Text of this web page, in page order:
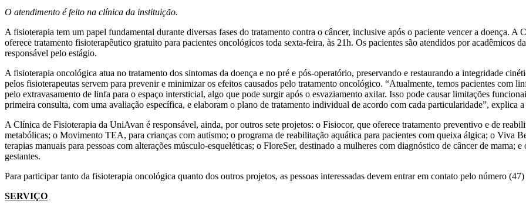
O atendimento é feito na clínica da instituição.
A fisioterapia tem um papel fundamental durante diversas fases do tratamento contra o câncer, inclusive após o paciente vencer a doença.
oferece tratamento fisioterapêutico gratuito para pacientes oncológicos toda sexta-feira, às 21h. Os pacientes são atendidos por acadêmicos
responsável pelo estágio.
A fisioterapia oncológica atua no tratamento dos sintomas da doença e no pré e pós-operatório, preservando e restaurando a integridade
pelos fisioterapeutas servem para prevenir e minimizar os efeitos causados pelo tratamento oncológico. “Atualmente, temos pacientes com
pelo extravasamento de linfa para o espaço intersticial, algo que pode surgir após o esvaziamento axilar. Isso pode causar limitações
primeira consulta, com uma avaliação específica, e elaboram o plano de tratamento individual de acordo com cada particularidade”, explica
A Clínica de Fisioterapia da UniAvan é responsável, ainda, por outros sete projetos: o Fisiocor, que oferece tratamento preventivo e de
metabólicas; o Movimento TEA, para crianças com autismo; o programa de reabilitação aquática para pacientes com queixa álgica; o Viva
terapias manuais para pessoas com alterações músculo-esqueléticas; o FloreSer, destinado a mulheres com diagnóstico de câncer de mama;
gestantes.
Para participar tanto da fisioterapia oncológica quanto dos outros projetos, as pessoas interessadas devem entrar em contato pelo número
SERVIÇO